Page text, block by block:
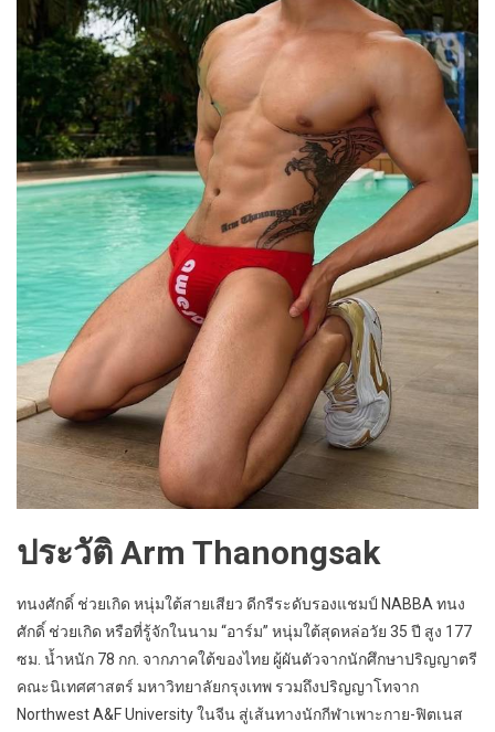
ประวัติ Arm Thanongsak
ทนงศักดิ์ ช่วยเกิด หนุ่มใต้สายเสียว ดีกรีระดับรองแชมป์ NABBA ทนง
ศักดิ์ ช่วยเกิด หรือที่รู้จักในนาม “อาร์ม” หนุ่มใต้สุดหล่อวัย 35 ปี สูง 177
ซม. น้ำหนัก 78 กก. จากภาคใต้ของไทย ผู้ผันตัวจากนักศึกษาปริญญาตรี
คณะนิเทศศาสตร์ มหาวิทยาลัยกรุงเทพ รวมถึงปริญญาโทจาก
Northwest A&F University ในจีน สู่เส้นทางนักกีฬาเพาะกาย-ฟิตเนส